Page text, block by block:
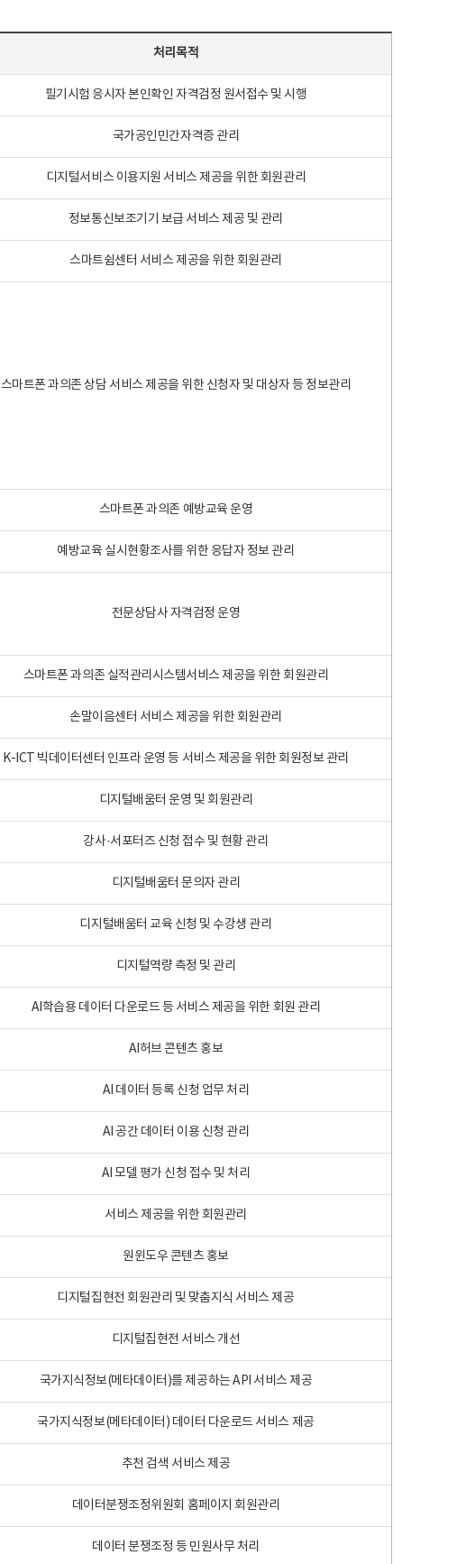
처리목적
필기시험 응시자 본인확인 자격검정 원서접수 및 시행
국가공인민간자격증 관리
디지털서비스 이용지원 서비스 제공을 위한 회원관리
정보통신보조기기 보급 서비스 제공 및 관리
스마트쉼센터 서비스 제공을 위한 회원관리
스마트폰 과의존 상담 서비스 제공을 위한 신청자 및 대상자 등 정보관리
스마트폰 과의존 예방교육 운영
예방교육 실시현황조사를 위한 응답자 정보 관리
전문상담사 자격검정 운영
스마트폰 과의존 실적관리시스템서비스 제공을 위한 회원관리
손말이음센터 서비스 제공을 위한 회원관리
K-ICT 빅데이터센터 인프라 운영 등 서비스 제공을 위한 회원정보 관리
디지털배움터 운영 및 회원관리
강사·서포터즈 신청 접수 및 현황 관리
디지털배움터 문의자 관리
디지털배움터 교육 신청 및 수강생 관리
디지털역량 측정 및 관리
AI학습용 데이터 다운로드 등 서비스 제공을 위한 회원 관리
AI허브 콘텐츠 홍보
AI 데이터 등록 신청 업무 처리
AI 공간 데이터 이용 신청 관리
AI 모델 평가 신청 접수 및 처리
서비스 제공을 위한 회원관리
원윈도우 콘텐츠 홍보
디지털집현전 회원관리 및 맞춤지식 서비스 제공
디지털집현전 서비스 개선
국가지식정보(메타데이터)를 제공하는 API 서비스 제공
국가지식정보(메타데이터) 데이터 다운로드 서비스 제공
추천 검색 서비스 제공
데이터분쟁조정위원회 홈페이지 회원관리
데이터 분쟁조정 등 민원사무 처리